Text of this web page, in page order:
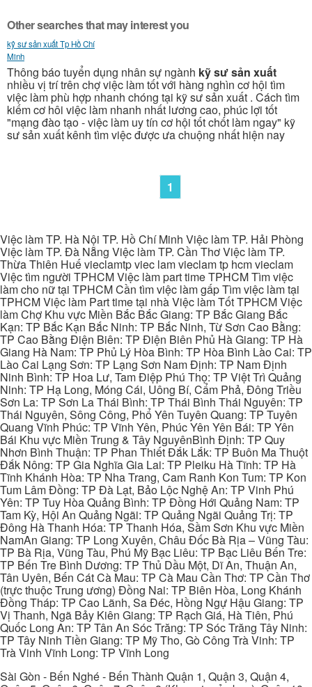
Other searches that may interest you
kỹ sư sản xuất Tp Hồ Chí
Minh
Thông báo tuyển dụng nhân sự ngành kỹ sư sản xuất
nhiều vị trí trên chợ việc làm tốt với hàng nghìn cơ hội tìm
việc làm phù hợp nhanh chóng tại kỹ sư sản xuất . Cách tìm
kiếm cơ hôi việc làm nhanh nhất lương cao, phúc lợi tốt
"mạng đào tạo - việc làm uy tín cơ hội tốt chốt làm ngay" kỹ
sư sản xuất kênh tìm việc được ưa chuộng nhất hiện nay
1
Việc làm TP. Hà Nội TP. Hồ Chí Minh Việc làm TP. Hải Phòng
Việc làm TP. Đà Nẵng Việc làm TP. Cần Thơ Việc làm TP.
Thừa Thiên Huế vieclamtp viec lam vieclam tp hcm vieclam
Việc tìm người TPHCM Việc làm part time TPHCM Tìm việc
làm cho nữ tại TPHCM Cần tìm việc làm gấp Tìm việc làm tại
TPHCM Việc làm Part time tại nhà Việc làm Tốt TPHCM Việc
làm Chợ Khu vực Miền Bắc Bắc Giang: TP Bắc Giang Bắc
Kạn: TP Bắc Kạn Bắc Ninh: TP Bắc Ninh, Từ Sơn Cao Bằng:
TP Cao Bằng Điện Biên: TP Điện Biên Phủ Hà Giang: TP Hà
Giang Hà Nam: TP Phủ Lý Hòa Bình: TP Hòa Bình Lào Cai: TP
Lào Cai Lạng Sơn: TP Lạng Sơn Nam Định: TP Nam Định
Ninh Bình: TP Hoa Lư, Tam Điệp Phú Thọ: TP Việt Trì Quảng
Ninh: TP Hạ Long, Móng Cái, Uông Bí, Cẩm Phả, Đông Triều
Sơn La: TP Sơn La Thái Bình: TP Thái Bình Thái Nguyên: TP
Thái Nguyên, Sông Công, Phổ Yên Tuyên Quang: TP Tuyên
Quang Vĩnh Phúc: TP Vĩnh Yên, Phúc Yên Yên Bái: TP Yên
Bái Khu vực Miền Trung & Tây NguyênBình Định: TP Quy
Nhơn Bình Thuận: TP Phan Thiết Đắk Lắk: TP Buôn Ma Thuột
Đắk Nông: TP Gia Nghĩa Gia Lai: TP Pleiku Hà Tĩnh: TP Hà
Tĩnh Khánh Hòa: TP Nha Trang, Cam Ranh Kon Tum: TP Kon
Tum Lâm Đồng: TP Đà Lạt, Bảo Lộc Nghệ An: TP Vinh Phú
Yên: TP Tuy Hòa Quảng Bình: TP Đồng Hới Quảng Nam: TP
Tam Kỳ, Hội An Quảng Ngãi: TP Quảng Ngãi Quảng Trị: TP
Đông Hà Thanh Hóa: TP Thanh Hóa, Sầm Sơn Khu vực Miền
NamAn Giang: TP Long Xuyên, Châu Đốc Bà Rịa – Vũng Tàu:
TP Bà Rịa, Vũng Tàu, Phú Mỹ Bạc Liêu: TP Bạc Liêu Bến Tre:
TP Bến Tre Bình Dương: TP Thủ Dầu Một, Dĩ An, Thuận An,
Tân Uyên, Bến Cát Cà Mau: TP Cà Mau Cần Thơ: TP Cần Thơ
(trực thuộc Trung ương) Đồng Nai: TP Biên Hòa, Long Khánh
Đồng Tháp: TP Cao Lãnh, Sa Đéc, Hồng Ngự Hậu Giang: TP
Vị Thanh, Ngã Bảy Kiên Giang: TP Rạch Giá, Hà Tiên, Phú
Quốc Long An: TP Tân An Sóc Trăng: TP Sóc Trăng Tây Ninh:
TP Tây Ninh Tiền Giang: TP Mỹ Tho, Gò Công Trà Vinh: TP
Trà Vinh Vĩnh Long: TP Vĩnh Long
Sài Gòn - Bến Nghé - Bến Thành Quận 1, Quận 3, Quận 4,